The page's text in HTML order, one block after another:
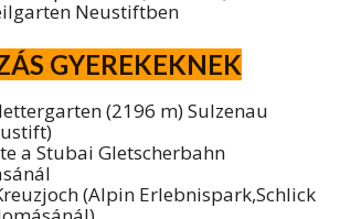
Neustiftben
GYEREKEKNEK
(2196 m) Sulzenau
a Stubai Gletscherbahn
(Alpin Erlebnispark,Schlick